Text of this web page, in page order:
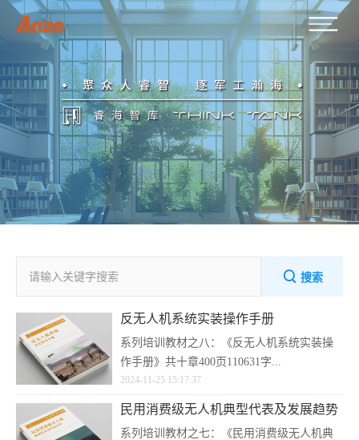
搜索
反无人机系统实装操作手册
系列培训教材之八：《反无人机系统实装操
作手册》共十章400页110631字...
2024-11-25 15:17:37
民用消费级无人机典型代表及发展趋势
系列培训教材之七：《民用消费级无人机典